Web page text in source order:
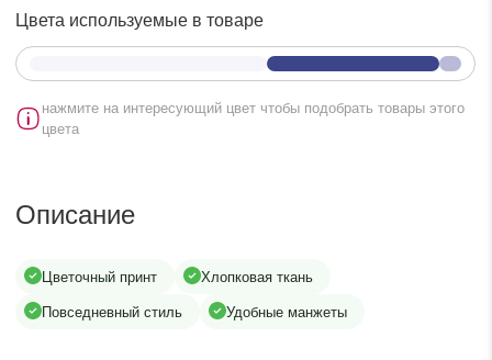
Цвета используемые в товаре
нажмите на интересующий цвет чтобы подобрать товары этого
цвета
Описание
Цветочный принт
Хлопковая ткань
Повседневный стиль
Удобные манжеты